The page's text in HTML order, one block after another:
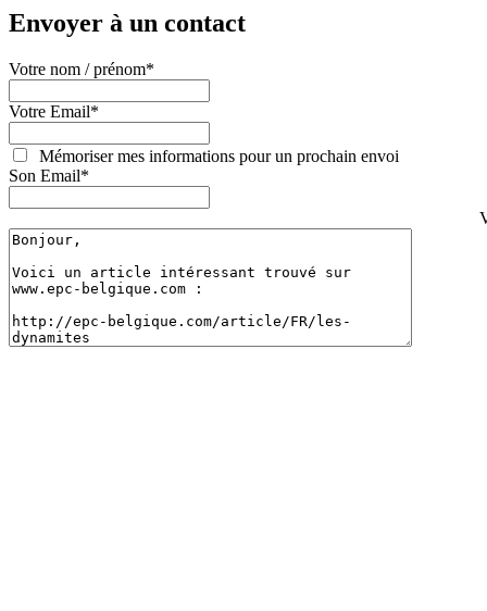
Envoyer à un contact
Votre nom / prénom*
Votre Email*
Mémoriser mes informations pour un prochain envoi
Son Email*